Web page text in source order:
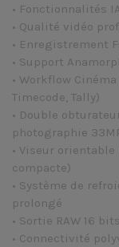
• Fonctionnalités
• Qualité vidéo
• Enregistrement
• Support
• Workflow
Timecode, Tally)
• Double
photographie
• Viseur
compacte)
• Système de
prolongé
• Sortie RAW 16
• Connectivité